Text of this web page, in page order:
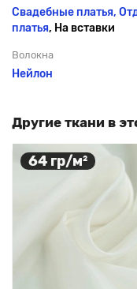
Свадебные платья,
платья, На вставки
Волокна
Нейлон
Другие ткани в
64 гр/м²